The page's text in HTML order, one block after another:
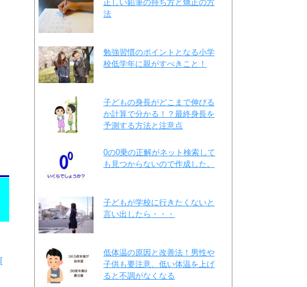
[
正しい鉛筆の持ち方と矯正の方
法
勉強習慣のポイントとなる小学
校低学年に親がすべきこと！
子どもの身長がどこまで伸びる
か計算で分かる！？最終身長を
予測する方法と注意点
0の0乗の正解がネット検索して
も見つからないので作成した。
子どもが学校に行きたくないと
言い出したら・・・
低体温の原因と改善法！男性や
子供も要注意、低い体温を上げ
ると不調がなくなる